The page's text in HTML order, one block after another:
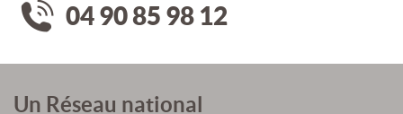
04 90 85 98 12
Un Réseau national